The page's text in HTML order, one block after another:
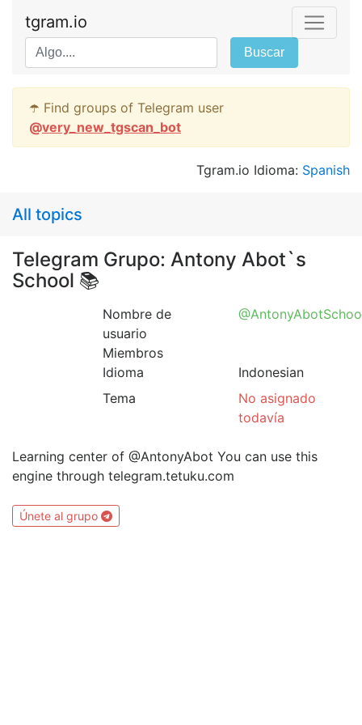
tgram.io
Buscar
☂️ Find groups of Telegram user
@very_new_tgscan_bot
Tgram.io Idioma: Spanish
All topics
Telegram Grupo: Antony Abot`s
School 📚
Nombre de
usuario
Miembros
Idioma
Indonesian
Tema
No asignado
todavía
Learning center of @AntonyAbot You can use this
engine through telegram.tetuku.com
Únete al grupo